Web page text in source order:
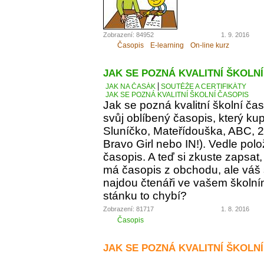
Zobrazení: 84952 1. 9. 2016
Časopis E-learning On-line kurz
JAK SE POZNÁ KVALITNÍ
JAK NA ČASÁK
SOUTĚŽE A CERTIFIKÁTY
JAK SE POZNÁ KVALITNÍ ŠKOLNÍ ČASOPIS
Jak se pozná kvalitní školní
svůj oblíbený časopis, který
Sluníčko, Mateřídouška, ABC,
Bravo Girl nebo IN!). Vedle
časopis. A teď si zkuste
má časopis z obchodu, ale
najdou čtenáři ve vašem
stánku to chybí?
Zobrazení: 81717 1. 8. 2016
Časopis
JAK SE POZNÁ KVALITNÍ